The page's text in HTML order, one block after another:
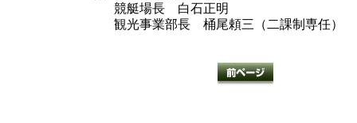
競艇場長 白石正明
観光事業部長 桶尾頼三（二課制専任）